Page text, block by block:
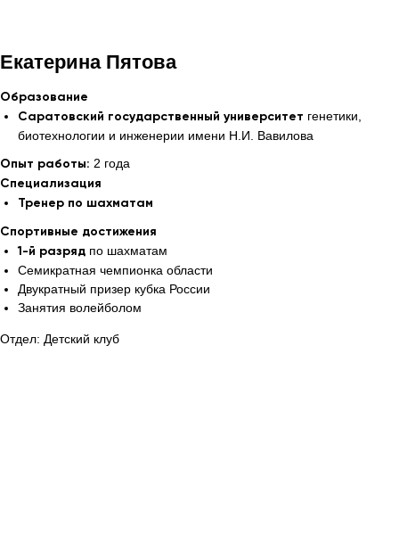
Екатерина Пятова
Образование
Саратовский государственный университет генетики,
биотехнологии и инженерии имени Н.И. Вавилова
Опыт работы: 2 года
Специализация
Тренер по шахматам
Спортивные достижения
1-й разряд по шахматам
Семикратная чемпионка области
Двукратный призер кубка России
Занятия волейболом
Отдел: Детский клуб